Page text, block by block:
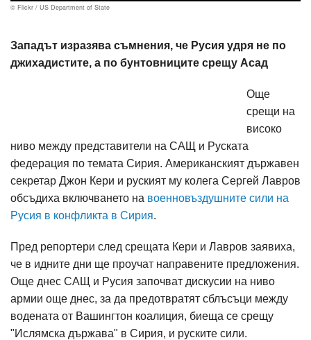
© Flickr / US Department of State
Западът изразява съмнения, че Русия удря не по
джихадистите, а по бунтовниците срещу Асад
Още
срещи на
високо
ниво между представители на САЩ и Руската
федерация по темата Сирия. Американският държавен
секретар Джон Кери и руският му колега Сергей Лавров
обсъдиха включването на военновъздушните сили на
Русия в конфликта в Сирия.
Пред репортери след срещата Кери и Лавров заявиха,
че в идните дни ще проучат направените предложения.
Още днес САЩ и Русия започват дискусии на ниво
армии още днес, за да предотвратят сблъсъци между
водената от Вашингтон коалиция, биеща се срещу
"Ислямска държава" в Сирия, и руските сили.